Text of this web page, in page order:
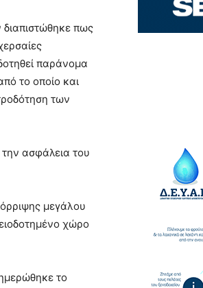
πως
παράνομα
το οποίο και
των
την ασφάλεια του
μεγάλου
χώρο
το